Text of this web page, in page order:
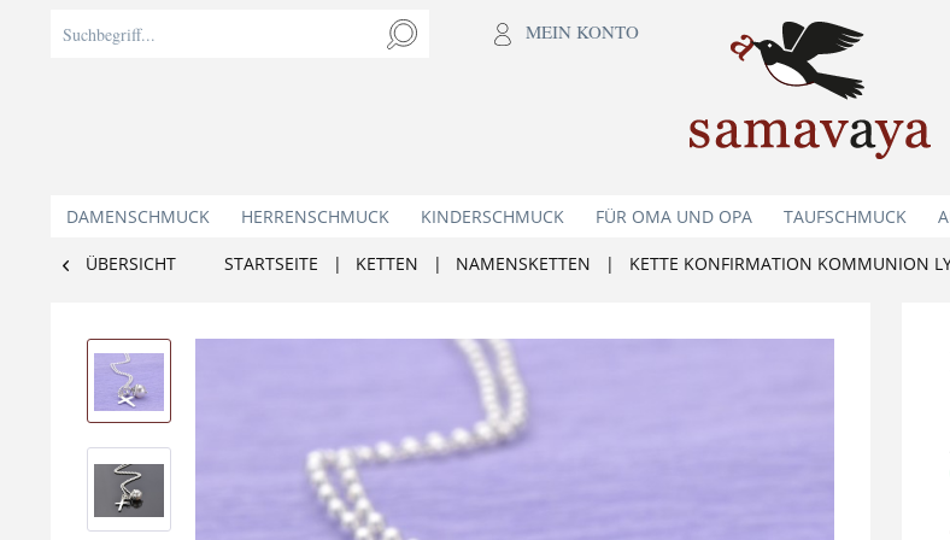
MEIN KONTO
DAMENSCHMUCK HERRENSCHMUCK KINDERSCHMUCK FÜR OMA UND OPA TAUFSCHMUCK
ÜBERSICHT STARTSEITE | KETTEN | NAMENSKETTEN | KETTE KONFIRMATION KOMMUNION